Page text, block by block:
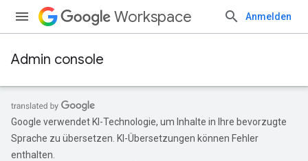
Workspace Anmelden
Admin console
Google verwendet KI-Technologie, um Inhalte in Ihre bevorzugte
Sprache zu übersetzen. KI-Übersetzungen können Fehler
enthalten.